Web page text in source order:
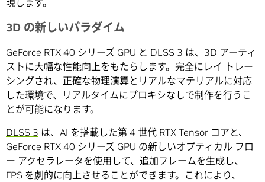
現します。
3D の新しいパラダイム
GeForce RTX 40 シリーズ GPU と DLSS 3 は、3D アーティ
ストに大幅な性能向上をもたらします。完全にレイ トレー
シングされ、正確な物理演算とリアルなマテリアルに対応
した環境で、リアルタイムにプロキシなしで制作を行うこ
とが可能になります。
DLSS 3 は、AI を搭載した第 4 世代 RTX Tensor コアと、
GeForce RTX 40 シリーズ GPU の新しいオプティカル フロ
ー アクセラレータを使用して、追加フレームを生成し、
FPS を劇的に向上させることができます。これにより、